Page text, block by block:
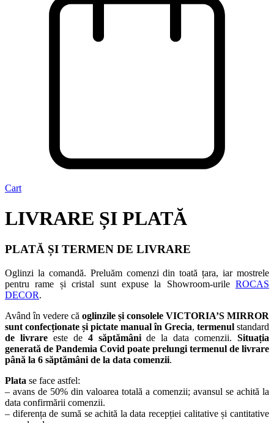
Cart
LIVRARE ȘI PLATĂ
PLATĂ ȘI TERMEN DE LIVRARE
Oglinzi la comandă. Preluăm comenzi din toată țara, iar mostrele
pentru rame și cristal sunt expuse la Showroom-urile ROCAS
DECOR.
Având în vedere că oglinzile și consolele VICTORIA’S MIRROR
sunt confecționate și pictate manual în Grecia, termenul standard
de livrare este de 4 săptămânide la data comenzii.Situația
generată de Pandemia Covid poate prelungi termenul de livrare
până la 6 săptămâni de la data comenzii.
Plata se face astfel:
– avans de 50% din valoarea totală a comenzii; avansul se achită la
data confirmării comenzii.
– diferența de sumă se achită la data recepției calitative și cantitative